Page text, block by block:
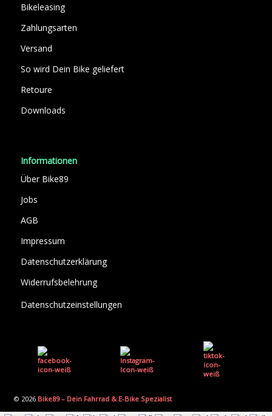
Bikeleasing
Zahlungsarten
Versand
So wird Dein Bike geliefert
Retoure
Downloads
Informationen
Über Bike89
Jobs
AGB
Impressum
Datenschutzerklärung
Widerrufsbelehrung
Datenschutzeinstellungen
© 2026 Bike89 – Dein Fahrrad & E-Bike Spezialist